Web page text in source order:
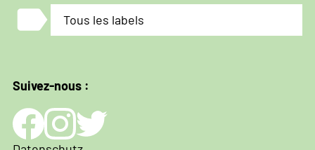
label Tous les labels
Suivez-nous :